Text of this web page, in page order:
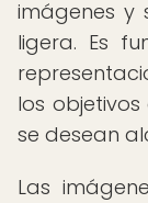
imágenes y
ligera. Es
los
se desean
Las